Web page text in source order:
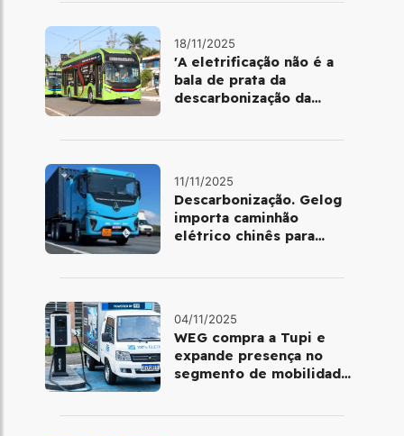
18/11/2025
'A eletrificação não é a
bala de prata da
descarbonização da
11/11/2025
Descarbonização. Gelog
importa caminhão
elétrico chinês para
04/11/2025
WEG compra a Tupi e
expande presença no
segmento de mobilidade